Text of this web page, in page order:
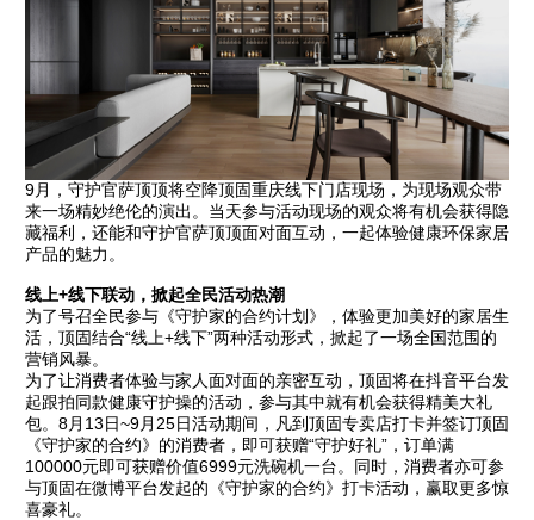
9月，守护官萨顶顶将空降顶固重庆线下门店现场，为现场观众带
来一场精妙绝伦的演出。当天参与活动现场的观众将有机会获得隐
藏福利，还能和守护官萨顶顶面对面互动，一起体验健康环保家居
产品的魅力。
线上+线下联动，掀起全民活动热潮
为了号召全民参与《守护家的合约计划》，体验更加美好的家居生
活，顶固结合“线上+线下”两种活动形式，掀起了一场全国范围的
营销风暴。
为了让消费者体验与家人面对面的亲密互动，顶固将在抖音平台发
起跟拍同款健康守护操的活动，参与其中就有机会获得精美大礼
包。8月13日~9月25日活动期间，凡到顶固专卖店打卡并签订顶固
《守护家的合约》的消费者，即可获赠“守护好礼”，订单满
100000元即可获赠价值6999元洗碗机一台。同时，消费者亦可参
与顶固在微博平台发起的《守护家的合约》打卡活动，赢取更多惊
喜豪礼。